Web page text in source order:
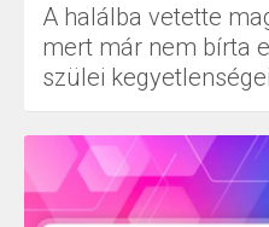
A halálba vetette
mert már nem bírta
szülei